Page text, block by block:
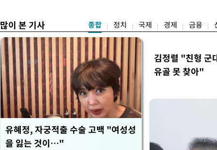
많이 본 기사 종합 정치 국제 경제 금융
유혜정, 자궁적출 수술 고백 "여성성
을 잃는 것이…"
김정렬 "친형 군
유골 못 찾아"